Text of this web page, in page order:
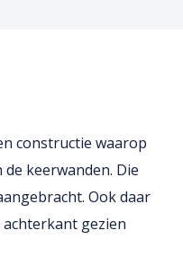
constructie waarop
keerwanden. Die
Ook daar
gezien